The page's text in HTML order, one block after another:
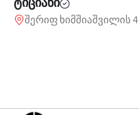
ტიციანი
შერიფ ხიმშიაშვილის 4